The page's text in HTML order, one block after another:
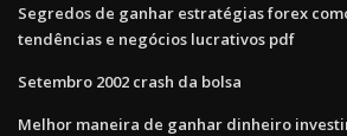
Segredos de ganhar estratégias forex
tendências e negócios lucrativos pdf
Setembro 2002 crash da bolsa
Melhor maneira de ganhar dinheiro